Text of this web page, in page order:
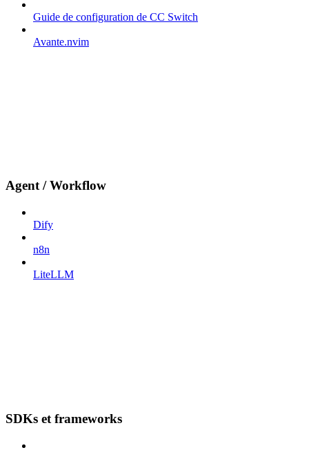
Guide de configuration de CC Switch
Avante.nvim
Agent / Workflow
Dify
n8n
LiteLLM
SDKs et frameworks